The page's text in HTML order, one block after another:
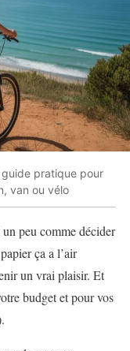
pratique pour
van ou vélo
un peu comme décider
ça a l’air
un vrai plaisir. Et
budget et pour vos